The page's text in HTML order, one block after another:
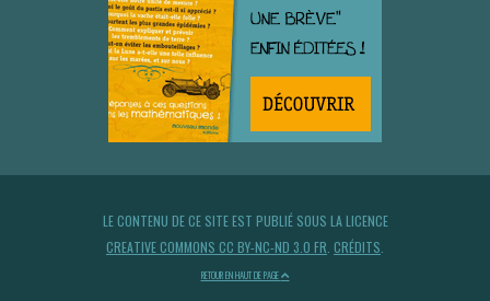
LE CONTENU DE CE SITE EST PUBLIÉ SOUS LA LICENCE
CREATIVE COMMONS CC BY-NC-ND 3.0 FR CRÉDITS
RETOUR EN HAUT DE PAGE